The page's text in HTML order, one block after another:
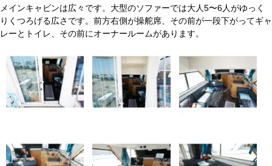
メインキャビンは広々です。大型のソファーでは大人5〜6人がゆっく
りくつろげる広さです。前方右側が操舵席、その前が一段下がってギャ
レーとトイレ、その前にオーナールームがあります。